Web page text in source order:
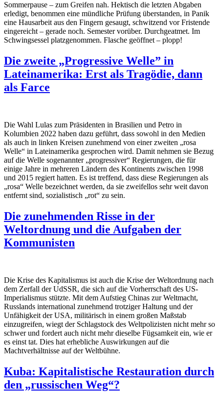
Sommerpause – zum Greifen nah. Hektisch die letzten Abgaben
erledigt, benommen eine mündliche Prüfung überstanden, in Panik
eine Hausarbeit aus den Fingern gesaugt, schwitzend vor Fristende
eingereicht – gerade noch. Semester vorüber. Durchgeatmet. Im
Schwingsessel platzgenommen. Flasche geöffnet – plopp!
Die zweite „Progressive Welle” in
Lateinamerika: Erst als Tragödie, dann
als Farce
Die Wahl Lulas zum Präsidenten in Brasilien und Petro in
Kolumbien 2022 haben dazu geführt, dass sowohl in den Medien
als auch in linken Kreisen zunehmend von einer zweiten „rosa
Welle“ in Lateinamerika gesprochen wird. Damit nehmen sie Bezug
auf die Welle sogenannter „progressiver“ Regierungen, die für
einige Jahre in mehreren Ländern des Kontinents zwischen 1998
und 2015 regiert hatten. Es ist treffend, dass diese Regierungen als
„rosa“ Welle bezeichnet werden, da sie zweifellos sehr weit davon
entfernt sind, sozialistisch „rot“ zu sein.
Die zunehmenden Risse in der
Weltordnung und die Aufgaben der
Kommunisten
Die Krise des Kapitalismus ist auch die Krise der Weltordnung nach
dem Zerfall der UdSSR, die sich auf die Vorherrschaft des US-
Imperialismus stützte. Mit dem Aufstieg Chinas zur Weltmacht,
Russlands international zunehmend trotziger Haltung und der
Unfähigkeit der USA, militärisch in einem großen Maßstab
einzugreifen, wiegt der Schlagstock des Weltpolizisten nicht mehr so
schwer und fordert auch nicht mehr dieselbe Fügsamkeit ein, wie er
es einst tat. Dies hat erhebliche Auswirkungen auf die
Machtverhältnisse auf der Weltbühne.
Kuba: Kapitalistische Restauration durch
den „russischen Weg“?